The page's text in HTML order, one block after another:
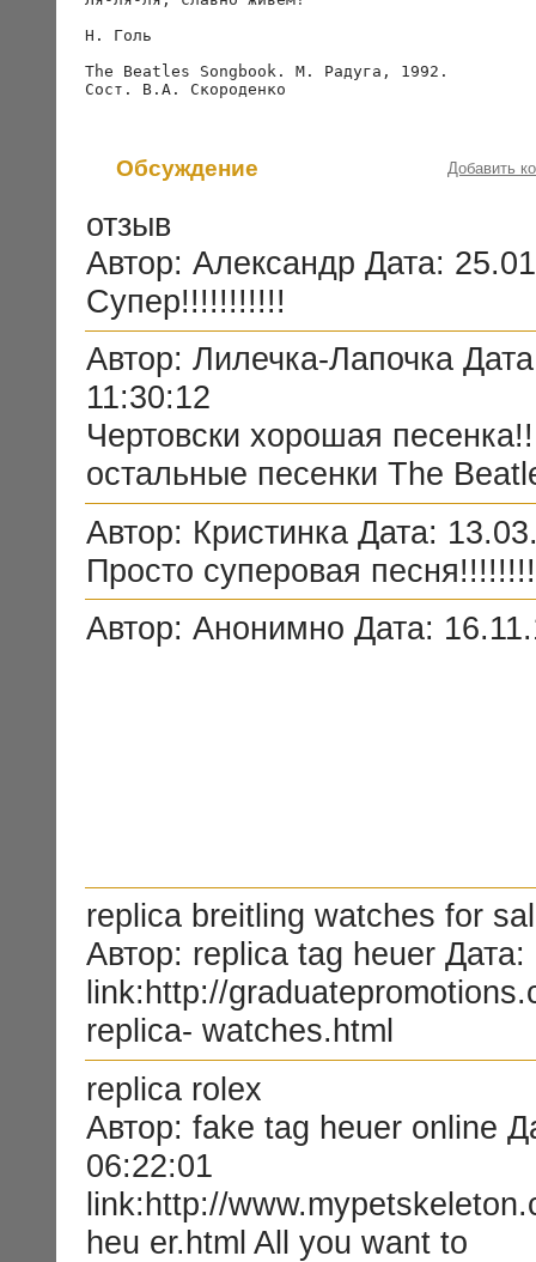
Н. Голь
The Beatles Songbook. М. Радуга, 1992.
Обсуждение Добавить
отзыв
Автор: Александр Дата:
Супер!!!!!!!!!!!
Автор: Лилечка-Лапочка
11:30:12
Чертовски хорошая
остальные песенки The
Автор: Кристинка Дата:
Просто суперовая
Автор: Анонимно Дата:
replica breitling watches for
Автор: replica tag heuer
link:http://
replica- watches.html
replica rolex
Автор: fake tag heuer online
06:22:01
link:http://
heu er.html All you want to